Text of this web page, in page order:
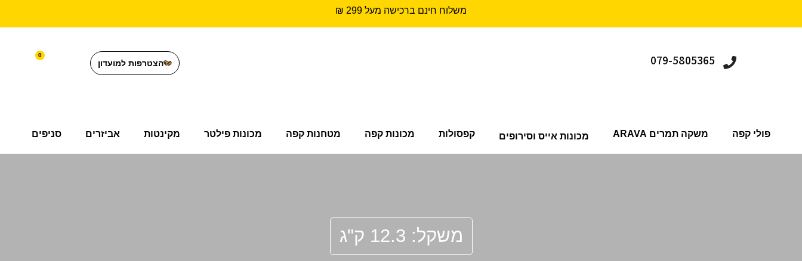
משלוח חינם ברכישה מעל 299 ₪
079-5805365 הצטרפות למועדון
0
פולי קפה משקה תמרים ARAVA מכונות אייס וסירופים קפסולות מכונות קפה מטחנות קפה מכונות פילטר מקינטות אביזרים סניפים
משקל: 12.3 ק"ג